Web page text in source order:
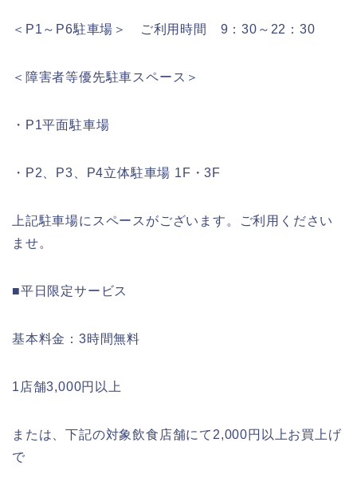
＜P1～P6駐車場＞ ご利用時間 9：30～22：30
＜障害者等優先駐車スペース＞
・P1平面駐車場
・P2、P3、P4立体駐車場 1F・3F
上記駐車場にスペースがございます。ご利用ください
ませ。
■平日限定サービス
基本料金：3時間無料
1店舗3,000円以上
または、下記の対象飲食店舗にて2,000円以上お買上げ
で